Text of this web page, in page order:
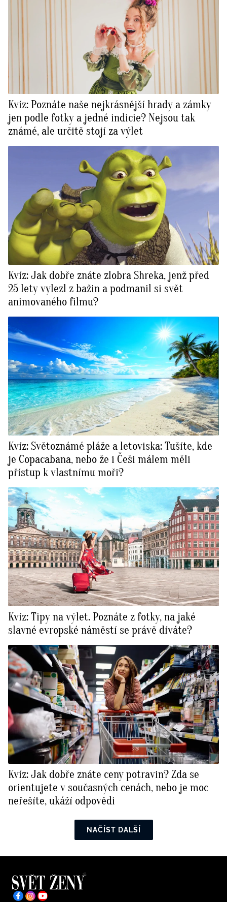
Kvíz: Poznáte naše nejkrásnější hrady a zámky
jen podle fotky a jedné indicie? Nejsou tak
známé, ale určitě stojí za výlet
Kvíz: Jak dobře znáte zlobra Shreka, jenž před
25 lety vylezl z bažin a podmanil si svět
animovaného filmu?
Kvíz: Světoznámé pláže a letoviska: Tušíte, kde
je Copacabana, nebo že i Češi málem měli
přístup k vlastnímu moři?
Kvíz: Tipy na výlet. Poznáte z fotky, na jaké
slavné evropské náměstí se právě díváte?
Kvíz: Jak dobře znáte ceny potravin? Zda se
orientujete v současných cenách, nebo je moc
neřešíte, ukáží odpovědi
NAČÍST DALŠÍ